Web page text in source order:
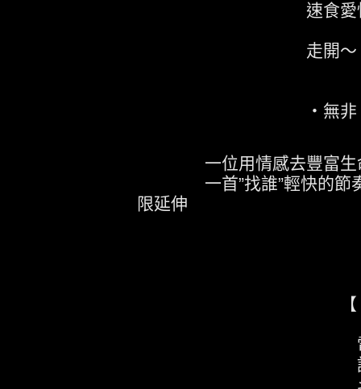
速食愛情
走開～
‧無非 回應
一位用情感去豐富生命
一首”找誰”輕快的節奏,
限延伸
【 找
電話響
誰
斗大的